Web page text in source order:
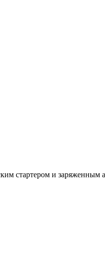
стартером и